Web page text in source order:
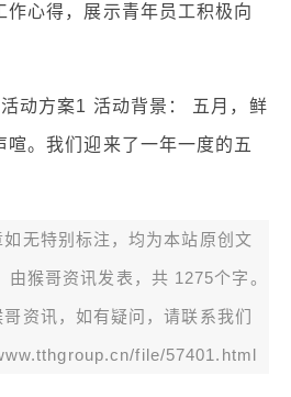
作心得，展示青年员工积极向
动方案1 活动背景： 五月，鲜
喧。我们迎来了一年一度的五
如无特别标注，均为本站原创文
由猴哥资讯 发表，共 1275个字。
哥资讯，如有疑问，请联系我们
file/57401.html